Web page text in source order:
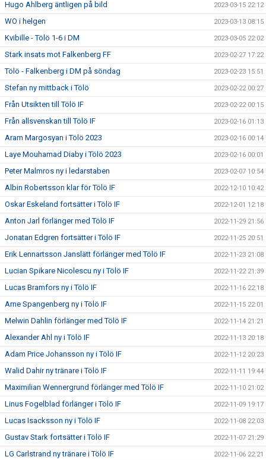
Hugo Ahlberg äntligen på bild 2023-03-15 22:12
WO i helgen 2023-03-13 08:15
Kvibille - Tölö 1-6 i DM 2023-03-05 22:02
Stark insats mot Falkenberg FF 2023-02-27 17:22
Tölö - Falkenberg i DM på söndag 2023-02-23 15:51
Stefan ny mittback i Tölö 2023-02-22 00:27
Från Utsikten till Tölö IF 2023-02-22 00:15
Från allsvenskan till Tölö IF 2023-02-16 01:13
Aram Margosyan i Tölö 2023 2023-02-16 00:14
Laye Mouhamad Diaby i Tölö 2023 2023-02-16 00:01
Peter Malmros ny i ledarstaben 2023-02-07 10:54
Albin Robertsson klar för Tölö IF 2022-12-10 10:42
Oskar Eskeland fortsätter i Tölö IF 2022-12-01 12:18
Anton Jarl förlänger med Tölö IF 2022-11-29 21:56
Jonatan Edgren fortsätter i Tölö IF 2022-11-25 20:51
Erik Lennartsson Janslätt förlänger med Tölö IF 2022-11-23 21:08
Lucian Spikare Nicolescu ny i Tölö IF 2022-11-22 21:39
Lucas Bramfors ny i Tölö IF 2022-11-16 22:18
Arne Spangenberg ny i Tölö IF 2022-11-15 22:01
Melwin Dahlin förlänger med Tölö IF 2022-11-14 21:21
Alexander Ahl ny i Tölö IF 2022-11-13 20:18
Adam Price Johansson ny i Tölö IF 2022-11-12 20:23
Walid Dahir ny tränare i Tölö IF 2022-11-11 19:44
Maximilian Wennergrund förlänger med Tölö IF 2022-11-10 21:02
Linus Fogelblad förlänger i Tölö IF 2022-11-09 19:17
Lucas Isacksson ny i Tölö IF 2022-11-08 22:03
Gustav Stark fortsätter i Tölö IF 2022-11-07 21:29
LG Carlstrand ny tränare i Tölö IF 2022-11-06 22:21